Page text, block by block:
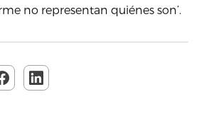
no representan quiénes son’.